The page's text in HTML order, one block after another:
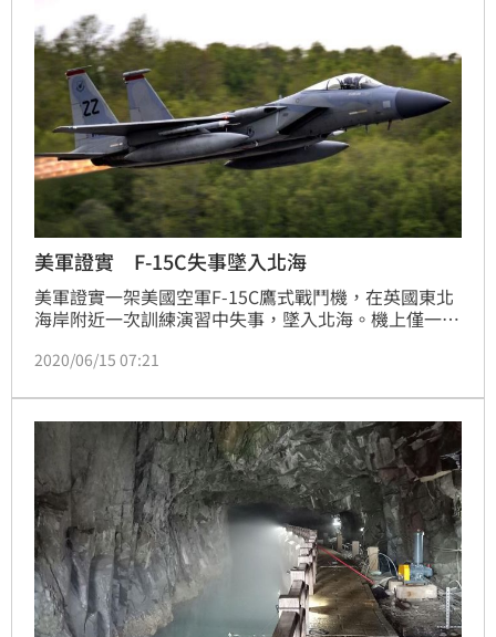
美軍證實 F-15C失事墜入北海
美軍證實一架美國空軍F-15C鷹式戰鬥機，在英國東北
海岸附近一次訓練演習中失事，墜入北海。機上僅一名
2020/06/15 07:21